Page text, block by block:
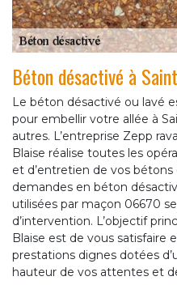
Béton désactivé à
Le béton désactivé ou lavé
pour embellir votre allée à
autres. L’entreprise Zepp
Blaise réalise toutes les
et d’entretien de vos
demandes en béton
utilisées par maçon 06670
d’intervention. L’objectif
Blaise est de vous satisfaire
prestations dignes dotées
hauteur de vos attentes et